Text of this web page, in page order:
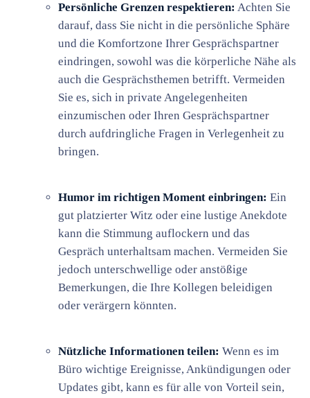
Persönliche Grenzen respektieren: Achten Sie
darauf, dass Sie nicht in die persönliche Sphäre
und die Komfortzone Ihrer Gesprächspartner
eindringen, sowohl was die körperliche Nähe als
auch die Gesprächsthemen betrifft. Vermeiden
Sie es, sich in private Angelegenheiten
einzumischen oder Ihren Gesprächspartner
durch aufdringliche Fragen in Verlegenheit zu
bringen.
Humor im richtigen Moment einbringen: Ein
gut platzierter Witz oder eine lustige Anekdote
kann die Stimmung auflockern und das
Gespräch unterhaltsam machen. Vermeiden Sie
jedoch unterschwellige oder anstößige
Bemerkungen, die Ihre Kollegen beleidigen
oder verärgern könnten.
Nützliche Informationen teilen: Wenn es im
Büro wichtige Ereignisse, Ankündigungen oder
Updates gibt, kann es für alle von Vorteil sein,